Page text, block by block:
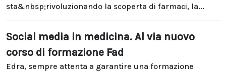
sta&nbsp;rivoluzionando la scoperta di farmaci, la...
Social media in medicina. Al via nuovo
corso di formazione Fad
Edra, sempre attenta a garantire una formazione